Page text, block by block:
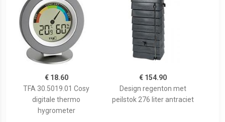
€ 18.60
TFA 30.5019.01 Cosy
digitale thermo
hygrometer
€ 154.90
Design regenton met
peilstok 276 liter antraciet